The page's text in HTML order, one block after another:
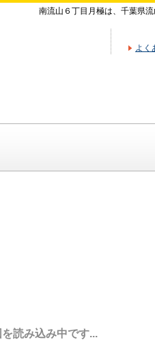
南流山６丁目月極は、千葉県
よく
読み込み中です...